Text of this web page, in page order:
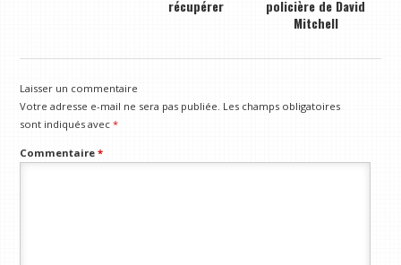
récupérer
policière de David
Mitchell
Laisser un commentaire
Votre adresse e-mail ne sera pas publiée. Les champs obligatoires
sont indiqués avec*
Commentaire*